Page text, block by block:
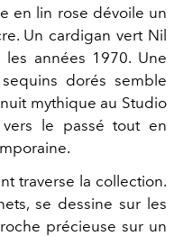
en lin rose dévoile un
Un cardigan vert Nil
années 1970. Une
dorés semble
mythique au Studio
le passé tout en
traverse la collection.
se dessine sur les
précieuse sur un